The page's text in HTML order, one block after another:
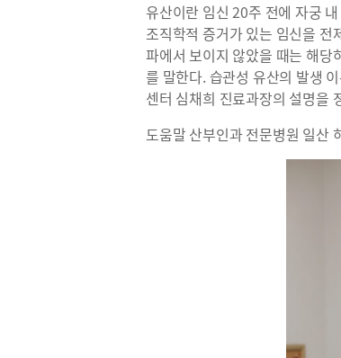
유산이란 임신 20주 전에 자궁
조직학적 증거가 있는 임신을 전
파에서 보이지 않았을 때는 해당
를 말한다. 습관성 유산의 발생
센터 심채희 진료과장의 설명을
도움말 산부인과 전문병원 일산